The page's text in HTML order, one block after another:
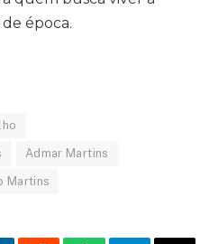
época.
Admar Martins
Martins